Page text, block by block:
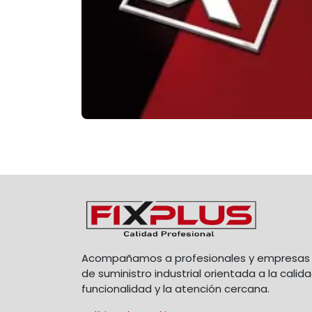
Acompañamos a profesionales y
de suministro industrial orientada a la
funcionalidad y la atención cercana.